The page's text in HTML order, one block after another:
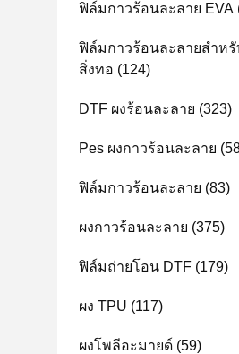
ฟิล์มกาวร้อนละลาย EVA
ฟิล์มกาวร้อนละลายสำหรั
สิ่งทอ (124)
DTF ผงร้อนละลาย (323)
Pes ผงกาวร้อนละลาย
ฟิล์มกาวร้อนละลาย (83)
ผงกาวร้อนละลาย (375)
ฟิล์มถ่ายโอน DTF (179)
ผง TPU (117)
ผงโพลีอะมายด์ (59)